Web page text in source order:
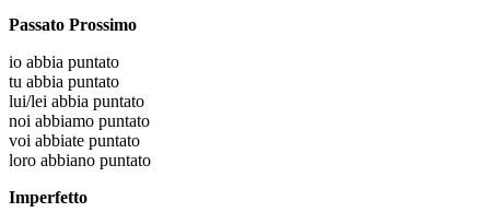
Passato Prossimo
io abbia puntato
tu abbia puntato
lui/lei abbia puntato
noi abbiamo puntato
voi abbiate puntato
loro abbiano puntato
Imperfetto